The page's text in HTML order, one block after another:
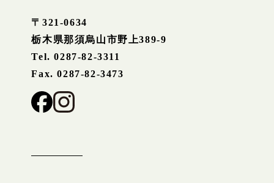
〒321-0634
栃木県那須烏山市野上389-9
Tel. 0287-82-3311
Fax. 0287-82-3473